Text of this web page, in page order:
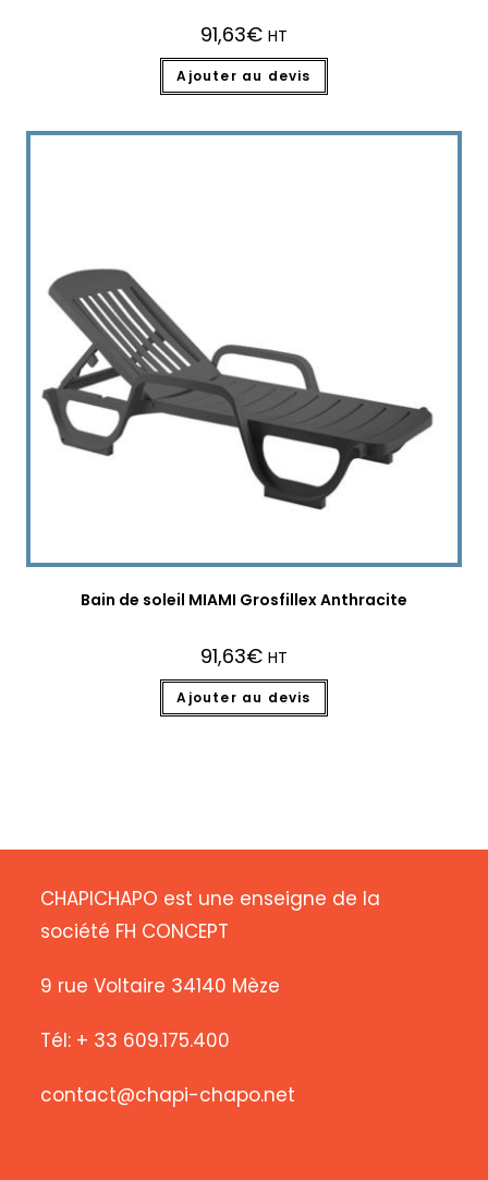
91,63€ HT
Ajouter au devis
Bain de soleil MIAMI Grosfillex Anthracite
91,63€ HT
Ajouter au devis
CHAPICHAPO est une enseigne de la
société FH CONCEPT
9 rue Voltaire 34140 Mèze
Tél: + 33 609.175.400
contact@chapi-chapo.net